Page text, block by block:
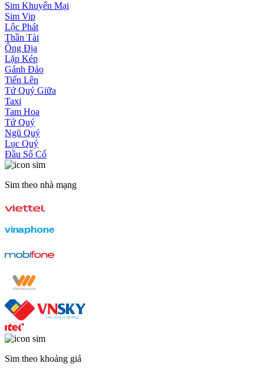
Sim Khuyến Mại
Sim Vip
Lộc Phát
Thần Tài
Ông Địa
Lặp Kép
Gánh Đảo
Tiến Lên
Tứ Quý Giữa
Taxi
Tam Hoa
Tứ Quý
Ngũ Quý
Lục Quý
Đầu Số Cổ
Sim theo nhà mạng
Sim theo khoảng giá